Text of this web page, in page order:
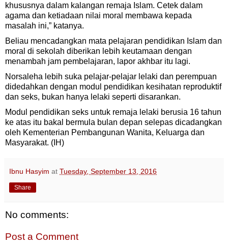
khususnya dalam kalangan remaja Islam. Cetek dalam
agama dan ketiadaan nilai moral membawa kepada
masalah ini,” katanya.
Beliau mencadangkan mata pelajaran pendidikan Islam dan
moral di sekolah diberikan lebih keutamaan dengan
menambah jam pembelajaran, lapor akhbar itu lagi.
Norsaleha lebih suka pelajar-pelajar lelaki dan perempuan
didedahkan dengan modul pendidikan kesihatan reproduktif
dan seks, bukan hanya lelaki seperti disarankan.
Modul pendidikan seks untuk remaja lelaki berusia 16 tahun
ke atas itu bakal bermula bulan depan selepas dicadangkan
oleh Kementerian Pembangunan Wanita, Keluarga dan
Masyarakat. (IH)
Ibnu Hasyim at Tuesday, September 13, 2016
Share
No comments:
Post a Comment